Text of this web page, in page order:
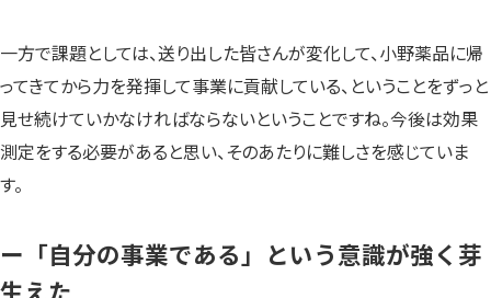
一方で課題としては、送り出した皆さんが変化して、小野薬品に帰
ってきてから力を発揮して事業に貢献している、ということをずっと
見せ続けていかなければならないということですね。今後は効果
測定をする必要があると思い、そのあたりに難しさを感じていま
す。
ー「自分の事業である」という意識が強く芽
生えた